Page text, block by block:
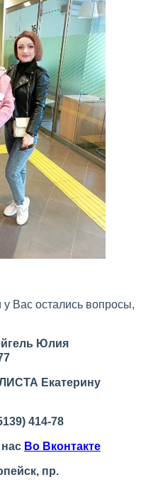
Вас остались вопросы,
Юлия
Екатерину
414-78
Во Вконтакте
пр.